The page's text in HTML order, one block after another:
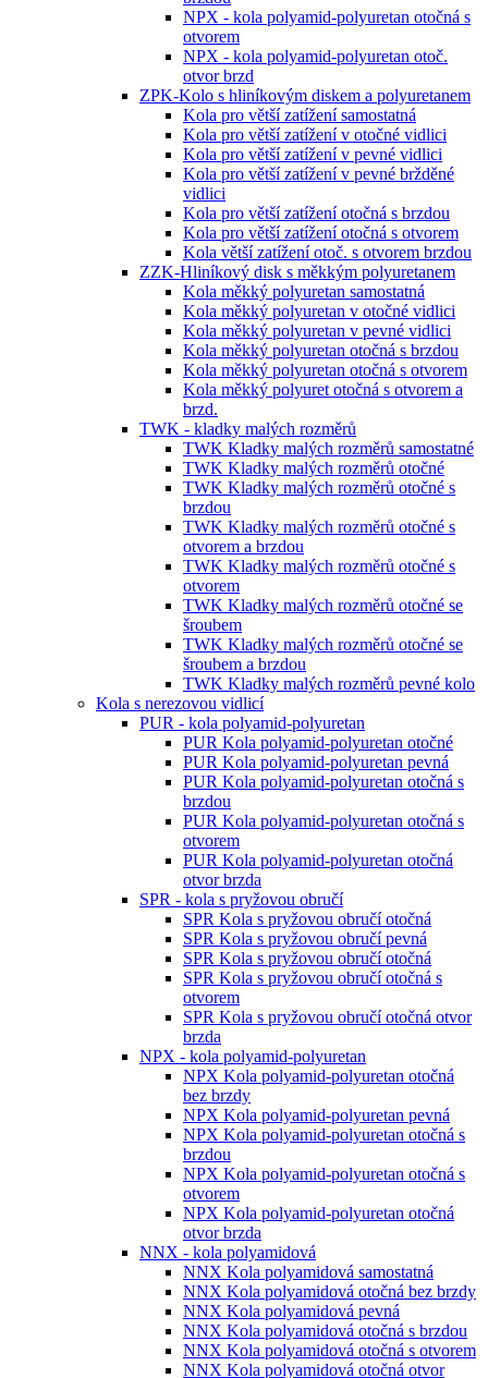
NPX - kola polyamid-polyuretan otočná s
otvorem
NPX - kola polyamid-polyuretan otoč.
otvor brzd
ZPK-Kolo s hliníkovým diskem a polyuretanem
Kola pro větší zatížení samostatná
Kola pro větší zatížení v otočné vidlici
Kola pro větší zatížení v pevné vidlici
Kola pro větší zatížení v pevné bržděné
vidlici
Kola pro větší zatížení otočná s brzdou
Kola pro větší zatížení otočná s otvorem
Kola větší zatížení otoč. s otvorem brzdou
ZZK-Hliníkový disk s měkkým polyuretanem
Kola měkký polyuretan samostatná
Kola měkký polyuretan v otočné vidlici
Kola měkký polyuretan v pevné vidlici
Kola měkký polyuretan otočná s brzdou
Kola měkký polyuretan otočná s otvorem
Kola měkký polyuret otočná s otvorem a
brzd.
TWK - kladky malých rozměrů
TWK Kladky malých rozměrů samostatné
TWK Kladky malých rozměrů otočné
TWK Kladky malých rozměrů otočné s
brzdou
TWK Kladky malých rozměrů otočné s
otvorem a brzdou
TWK Kladky malých rozměrů otočné s
otvorem
TWK Kladky malých rozměrů otočné se
šroubem
TWK Kladky malých rozměrů otočné se
šroubem a brzdou
TWK Kladky malých rozměrů pevné kolo
Kola s nerezovou vidlicí
PUR - kola polyamid-polyuretan
PUR Kola polyamid-polyuretan otočné
PUR Kola polyamid-polyuretan pevná
PUR Kola polyamid-polyuretan otočná s
brzdou
PUR Kola polyamid-polyuretan otočná s
otvorem
PUR Kola polyamid-polyuretan otočná
otvor brzda
SPR - kola s pryžovou obručí
SPR Kola s pryžovou obručí otočná
SPR Kola s pryžovou obručí pevná
SPR Kola s pryžovou obručí otočná
SPR Kola s pryžovou obručí otočná s
otvorem
SPR Kola s pryžovou obručí otočná otvor
brzda
NPX - kola polyamid-polyuretan
NPX Kola polyamid-polyuretan otočná
bez brzdy
NPX Kola polyamid-polyuretan pevná
NPX Kola polyamid-polyuretan otočná s
brzdou
NPX Kola polyamid-polyuretan otočná s
otvorem
NPX Kola polyamid-polyuretan otočná
otvor brzda
NNX - kola polyamidová
NNX Kola polyamidová samostatná
NNX Kola polyamidová otočná bez brzdy
NNX Kola polyamidová pevná
NNX Kola polyamidová otočná s brzdou
NNX Kola polyamidová otočná s otvorem
NNX Kola polyamidová otočná otvor